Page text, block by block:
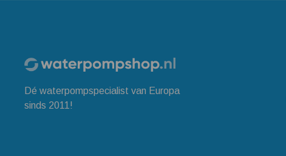
Dé waterpompspecialist van Europa
sinds 2011!